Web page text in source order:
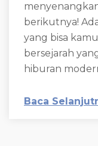
berikutnya!
yang bisa
bersejarah
hiburan
Baca